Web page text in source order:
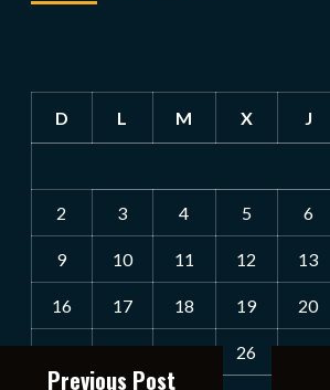
D L M X J
2 3 4 5 6
9 10 11 12 13
16 17 18 19 20
23 24 25 26 27
Previous Post